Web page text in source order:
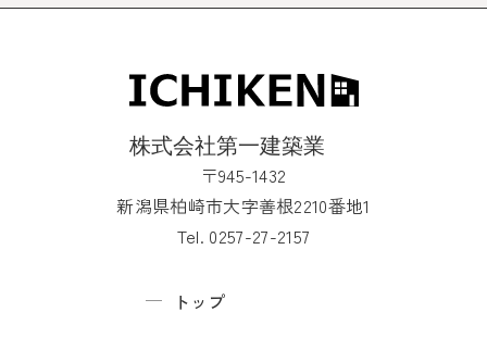
〒945-1432
新潟県柏崎市大字善根2210番地1
Tel. 0257-27-2157
トップ